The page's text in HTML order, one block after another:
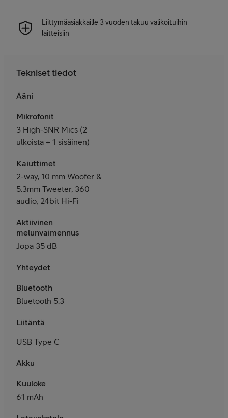
Liittymäasiakkaille 3 vuoden takuu valikoituihin
laitteisiin
Tekniset tiedot
Ääni
Mikrofonit
3 High-SNR Mics (2
ulkoista + 1 sisäinen)
Kaiuttimet
2-way, 10 mm Woofer &
5.3mm Tweeter, 360
audio, 24bit Hi-Fi
Aktiivinen
melunvaimennus
Jopa 35 dB
Yhteydet
Bluetooth
Bluetooth 5.3
Liitäntä
USB Type C
Akku
Kuuloke
61 mAh